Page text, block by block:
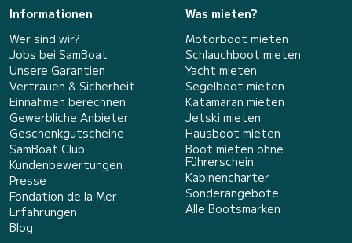
Informationen
Wer sind wir?
Jobs bei SamBoat
Unsere Garantien
Vertrauen & Sicherheit
Einnahmen berechnen
Gewerbliche Anbieter
Geschenkgutscheine
SamBoat Club
Kundenbewertungen
Presse
Fondation de la Mer
Erfahrungen
Blog
Was mieten?
Motorboot mieten
Schlauchboot mieten
Yacht mieten
Segelboot mieten
Katamaran mieten
Jetski mieten
Hausboot mieten
Boot mieten ohne
Führerschein
Kabinencharter
Sonderangebote
Alle Bootsmarken